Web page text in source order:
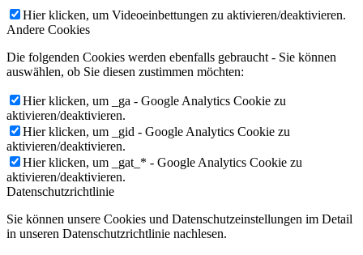
Hier klicken, um Videoeinbettungen zu aktivieren/deaktivieren.
Andere Cookies
Die folgenden Cookies werden ebenfalls gebraucht - Sie können
auswählen, ob Sie diesen zustimmen möchten:
Hier klicken, um _ga - Google Analytics Cookie zu
aktivieren/deaktivieren.
Hier klicken, um _gid - Google Analytics Cookie zu
aktivieren/deaktivieren.
Hier klicken, um _gat_* - Google Analytics Cookie zu
aktivieren/deaktivieren.
Datenschutzrichtlinie
Sie können unsere Cookies und Datenschutzeinstellungen im Detail
in unseren Datenschutzrichtlinie nachlesen.